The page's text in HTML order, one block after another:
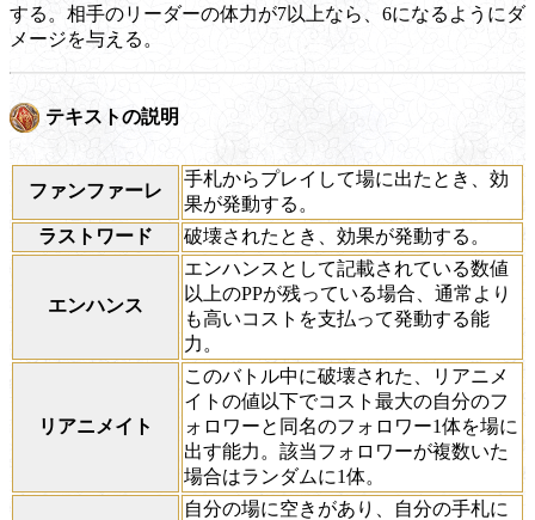
する。相手のリーダーの体力が7以上なら、6になるようにダ
メージを与える。
テキストの説明
ファンファーレ
手札からプレイして場に出たとき、効
果が発動する。
ラストワード
破壊されたとき、効果が発動する。
エンハンス
エンハンスとして記載されている数値
以上のPPが残っている場合、通常より
も高いコストを支払って発動する能
力。
リアニメイト
このバトル中に破壊された、リアニメ
イトの値以下でコスト最大の自分のフ
ォロワーと同名のフォロワー1体を場に
出す能力。該当フォロワーが複数いた
場合はランダムに1体。
自分の場に空きがあり、自分の手札に